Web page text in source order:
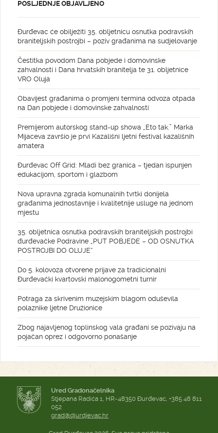
POSLJEDNJE OBJAVLJENO
Đurđevac će obilježiti 35. obljetnicu osnutka podravskih
braniteljskih postrojbi – poziv građanima na sudjelovanje
Čestitka povodom Dana pobjede i domovinske
zahvalnosti i Dana hrvatskih branitelja te 31. obljetnice
VRO Oluja
Obavijest građanima o promjeni termina odvoza otpada
na Dan pobjede i domovinske zahvalnosti
Premijerom autorskog stand-up showa „Eto tak.” Marka
Mijaceva završio je prvi Kazališni ljetni festival kazališnih
amatera
Đurđevac Off Grid: Mladi bez granica – tjedan ispunjen
edukacijom, sportom i glazbom
Nova upravna zgrada komunalnih tvrtki donijela
građanima jednostavnije i kvalitetnije usluge na jednom
mjestu
35. obljetnica osnutka podravskih braniteljskih postrojbi
đurđevačke Podravine „PUT POBJEDE – OD OSNUTKA
POSTROJBI DO OLUJE“
Do 5. kolovoza otvorene prijave za tradicionalni
Đurđevački kvartovski malonogometni turnir
Potraga za skrivenim muzejskim blagom oduševila
polaznike ljetne Družionice
Zbog najavljenog toplinskog vala građani se pozivaju na
pojačan oprez i odgovorno ponašanje
Ured Gradonačelnika
Stjepana Radića 1, HR-48350 Đurđevac, +385 48 811
052
grad@djurdjevac.hr